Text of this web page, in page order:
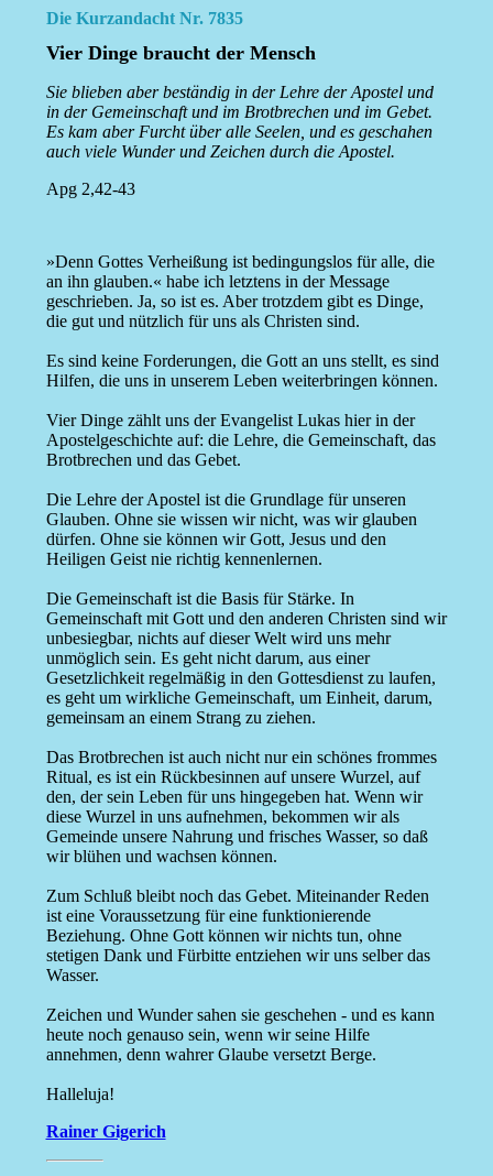
Die Kurzandacht Nr. 7835
Vier Dinge braucht der Mensch
Sie blieben aber beständig in der Lehre der Apostel und
in der Gemeinschaft und im Brotbrechen und im Gebet.
Es kam aber Furcht über alle Seelen, und es geschahen
auch viele Wunder und Zeichen durch die Apostel.
Apg 2,42-43
»Denn Gottes Verheißung ist bedingungslos für alle, die
an ihn glauben.« habe ich letztens in der Message
geschrieben. Ja, so ist es. Aber trotzdem gibt es Dinge,
die gut und nützlich für uns als Christen sind.
Es sind keine Forderungen, die Gott an uns stellt, es sind
Hilfen, die uns in unserem Leben weiterbringen können.
Vier Dinge zählt uns der Evangelist Lukas hier in der
Apostelgeschichte auf: die Lehre, die Gemeinschaft, das
Brotbrechen und das Gebet.
Die Lehre der Apostel ist die Grundlage für unseren
Glauben. Ohne sie wissen wir nicht, was wir glauben
dürfen. Ohne sie können wir Gott, Jesus und den
Heiligen Geist nie richtig kennenlernen.
Die Gemeinschaft ist die Basis für Stärke. In
Gemeinschaft mit Gott und den anderen Christen sind wir
unbesiegbar, nichts auf dieser Welt wird uns mehr
unmöglich sein. Es geht nicht darum, aus einer
Gesetzlichkeit regelmäßig in den Gottesdienst zu laufen,
es geht um wirkliche Gemeinschaft, um Einheit, darum,
gemeinsam an einem Strang zu ziehen.
Das Brotbrechen ist auch nicht nur ein schönes frommes
Ritual, es ist ein Rückbesinnen auf unsere Wurzel, auf
den, der sein Leben für uns hingegeben hat. Wenn wir
diese Wurzel in uns aufnehmen, bekommen wir als
Gemeinde unsere Nahrung und frisches Wasser, so daß
wir blühen und wachsen können.
Zum Schluß bleibt noch das Gebet. Miteinander Reden
ist eine Voraussetzung für eine funktionierende
Beziehung. Ohne Gott können wir nichts tun, ohne
stetigen Dank und Fürbitte entziehen wir uns selber das
Wasser.
Zeichen und Wunder sahen sie geschehen - und es kann
heute noch genauso sein, wenn wir seine Hilfe
annehmen, denn wahrer Glaube versetzt Berge.
Halleluja!
Rainer Gigerich